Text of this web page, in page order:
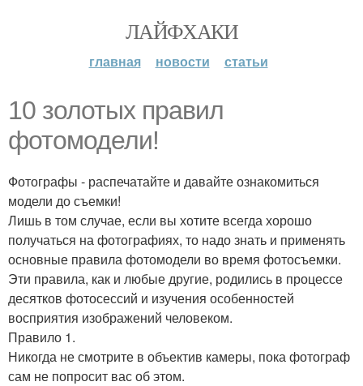
ЛАЙФХАКИ
главная новости статьи
10 золотых правил
фотомодели!
Фотографы - распечатайте и давайте ознакомиться
модели до съемки!
Лишь в том случае, если вы хотите всегда хорошо
получаться на фотографиях, то надо знать и применять
основные правила фотомодели во время фотосъемки.
Эти правила, как и любые другие, родились в процессе
десятков фотосессий и изучения особенностей
восприятия изображений человеком.
Правило 1.
Никогда не смотрите в объектив камеры, пока фотограф
сам не попросит вас об этом.